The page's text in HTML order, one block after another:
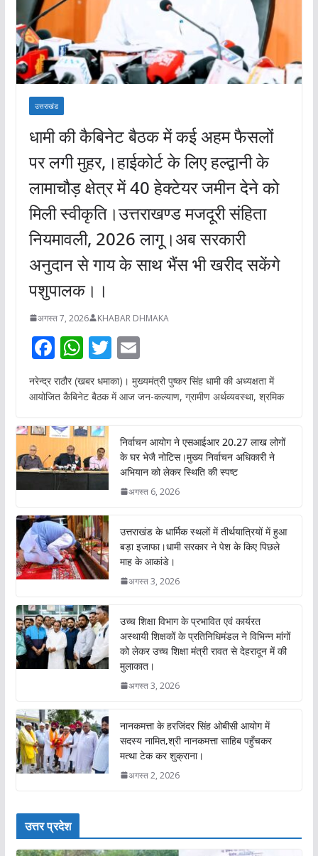
उत्तराखंड
धामी की कैबिनेट बैठक में कई अहम फैसलों
पर लगी मुहर,।हाईकोर्ट के लिए हल्द्वानी के
लामाचौड़ क्षेत्र में 40 हेक्टेयर जमीन देने को
मिली स्वीकृति।उत्तराखण्ड मजदूरी संहिता
नियमावली, 2026 लागू।अब सरकारी
अनुदान से गाय के साथ भैंस भी खरीद सकेंगे
पशुपालक।।
अगस्त 7, 2026 KHABAR DHMAKA
F
ac
e
o
o
k
W
h
at
A
p
p
T
w
itt
E
m
ai
नरेन्द्र राठौर (खबर धमाका)। मुख्यमंत्री पुष्कर सिंह धामी की अध्यक्षता में
आयोजित कैबिनेट बैठक में आज जन-कल्याण, ग्रामीण अर्थव्यवस्था, श्रमिक
निर्वाचन आयोग ने एसआईआर 20.27 लाख लोगों
के घर भेजै नोटिस।मुख्य निर्वाचन अधिकारी ने
अभियान को लेकर स्थिति की स्पष्ट
अगस्त 6, 2026
उत्तराखंड के धार्मिक स्थलों में तीर्थयात्रियों में हुआ
बड़ा इजाफा।धामी सरकार ने पेश के किए पिछले
माह के आकांडे।
अगस्त 3, 2026
उच्च शिक्षा विभाग के प्रभावित एवं कार्यरत
अस्थायी शिक्षकों के प्रतिनिधिमंडल ने विभिन्न मांगों
को लेकर उच्च शिक्षा मंत्री रावत से देहरादून में की
मुलाकात।
अगस्त 3, 2026
नानकमत्ता के हरजिंदर सिंह ओबीसी आयोग में
सदस्य नामित,श्री नानकमत्ता साहिब पहुँचकर
मत्था टेक कर शुक्राना।
अगस्त 2, 2026
उत्तर प्रदेश